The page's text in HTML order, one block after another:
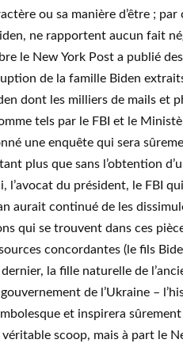
ou sa manière d’être ;
ne rapportent aucun fait
le New York Post a publié
de la famille Biden
dont les milliers de mails et
tels par le FBI et le
une enquête qui sera
plus que sans l’obtention
l’avocat du président, le FBI
aurait continué de les
qui se trouvent dans ces
concordantes (le fils
la fille naturelle de
de l’Ukraine –
et inspirera
scoop, mais à part le